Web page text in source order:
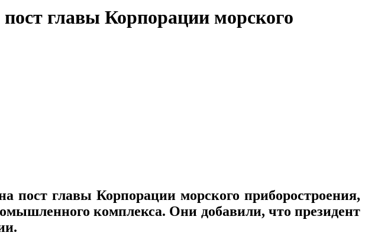
главы Корпорации морского
пост главы Корпорации морского приборостроения,
комплекса. Они добавили, что президент